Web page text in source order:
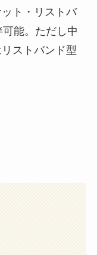
ト・リストバ
能。ただし中
ストバンド型